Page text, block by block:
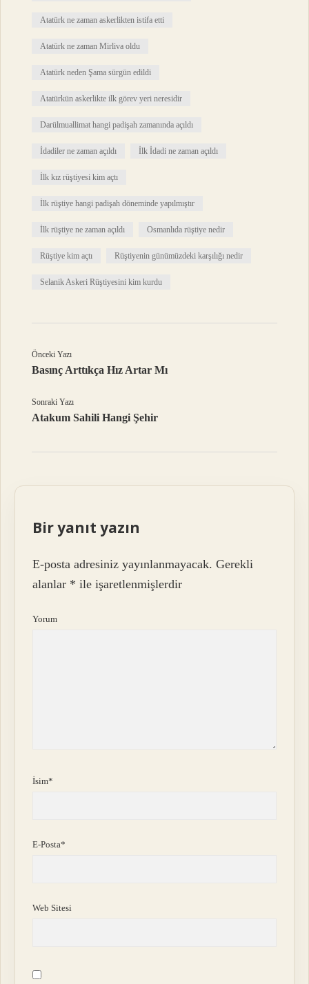
Atatürk ne zaman askerlikten istifa etti
Atatürk ne zaman Mirliva oldu
Atatürk neden Şama sürgün edildi
Atatürkün askerlikte ilk görev yeri neresidir
Darülmuallimat hangi padişah zamanında açıldı
İdadiler ne zaman açıldı İlk İdadi ne zaman açıldı
İlk kız rüştiyesi kim açtı
İlk rüştiye hangi padişah döneminde yapılmıştır
İlk rüştiye ne zaman açıldı Osmanlıda rüştiye nedir
Rüştiye kim açtı Rüştiyenin günümüzdeki karşılığı nedir
Selanik Askeri Rüştiyesini kim kurdu
Önceki Yazı
Basınç Arttıkça Hız Artar Mı
Sonraki Yazı
Atakum Sahili Hangi Şehir
Bir yanıt yazın
E-posta adresiniz yayınlanmayacak. Gerekli
alanlar * ile işaretlenmişlerdir
Yorum
İsim*
E-Posta*
Web Sitesi